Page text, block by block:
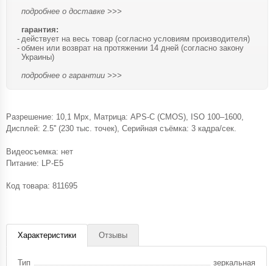
подробнее о доставке >>>
гарантия:
действует на весь товар (согласно условиям производителя)
обмен или возврат на протяжении 14 дней (согласно закону
Украины)
подробнее о гарантии >>>
Разрешение: 10,1 Mpx, Матрица: APS-C (CMOS), ISO 100–1600,
Дисплей: 2.5'' (230 тыс. точек), Серийная съёмка: 3 кадра/сек.
Видеосъемка: нет
Питание: LP-E5
Код товара: 811695
Характеристики Отзывы
Тип зеркальная